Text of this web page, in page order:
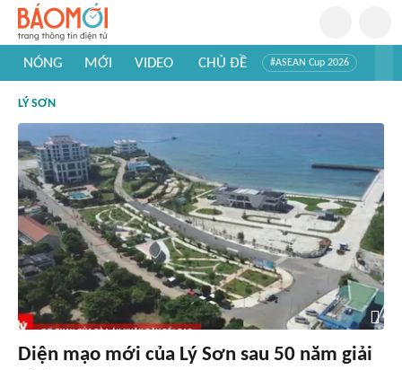
NÓNG MỚI VIDEO CHỦ ĐỀ #ASEAN Cup 2026
#Khám phá thế giới
LÝ SƠN
Diện mạo mới của Lý Sơn sau 50 năm giải